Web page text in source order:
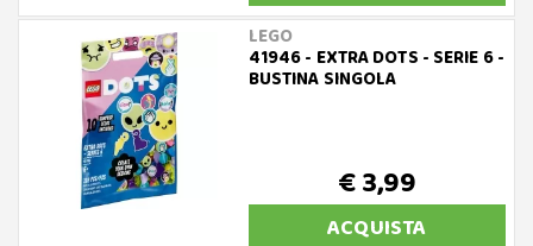
LEGO
41946 - EXTRA DOTS - SERIE 6 -
BUSTINA SINGOLA
€ 3,99
ACQUISTA